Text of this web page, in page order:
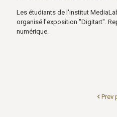
Les étudiants de l'institut
organisé l'exposition "Digitart".
numérique.
Prev